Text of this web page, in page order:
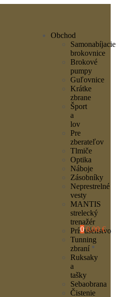
Obchod
Samonabíjacie
brokovnice
Brokové
pumpy
Guľovnice
Krátke
zbrane
Šport
a
lov
Pre
zberateľov
Tlmiče
Optika
Náboje
Zásobníky
Neprestrelné
vesty
MANTIS
strelecký
trenažér
Príslušenstvo
Tunning
zbraní
Ruksaky
a
tašky
Sebaobrana
Čistenie
0 0,00 €